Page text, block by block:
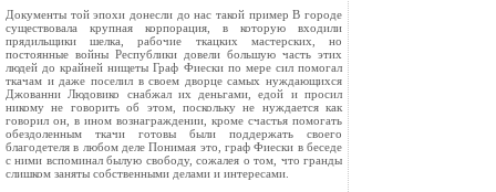
Документы той эпохи донесли до нас такой пример В городе
существовала крупная корпорация, в которую входили
прядильщики шелка, рабочие ткацких мастерских, но
постоянные войны Республики довели большую часть этих
людей до крайней нищеты Граф Фиески по мере сил помогал
ткачам и даже поселил в своем дворце самых нуждающихся
Джованни Людовико снабжал их деньгами, едой и просил
никому не говорить об этом, поскольку не нуждается как
говорил он, в ином вознаграждении, кроме счастья помогать
обездоленным ткачи готовы были поддержать своего
благодетеля в любом деле Понимая это, граф Фиески в беседе
с ними вспоминал былую свободу, сожалея о том, что гранды
слишком заняты собственными делами и интересами.